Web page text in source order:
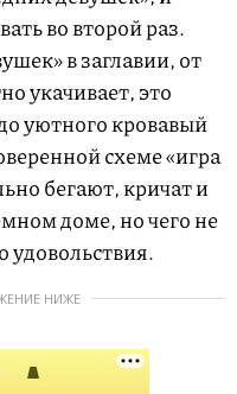
во второй раз.
в заглавии, от
укачивает, это
уютного кровавый
схеме «игра
бегают, кричат и
доме, но чего не
удовольствия.
НИЖЕ